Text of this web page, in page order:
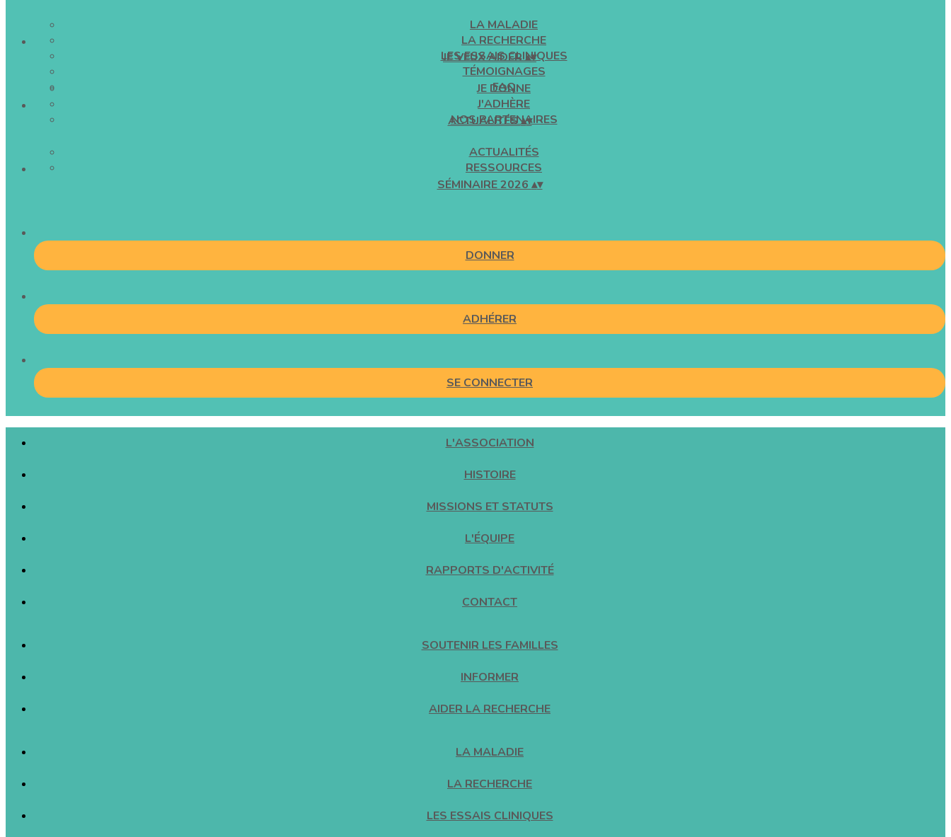
LA MALADIE
LA RECHERCHE
LES ESSAIS CLINIQUES
TÉMOIGNAGES
FAQ
JE VEUX AIDER▴▾
JE DONNE
J'ADHÈRE
NOS PARTENAIRES
ACTUALITÉS▴▾
ACTUALITÉS
RESSOURCES
SÉMINAIRE 2026 ▴▾
DONNER
ADHÉRER
SE CONNECTER
L'ASSOCIATION
HISTOIRE
MISSIONS ET STATUTS
L'ÉQUIPE
RAPPORTS D'ACTIVITÉ
CONTACT
SOUTENIR LES FAMILLES
INFORMER
AIDER LA RECHERCHE
LA MALADIE
LA RECHERCHE
LES ESSAIS CLINIQUES